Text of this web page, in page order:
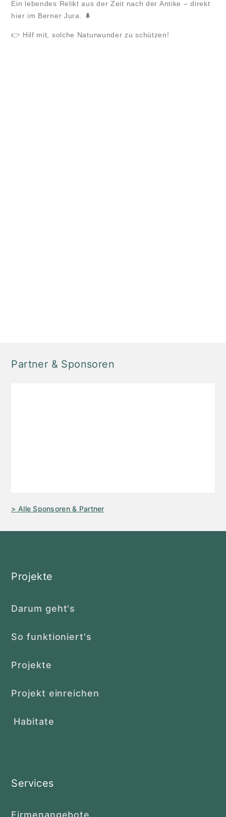
Ein lebendes Relikt aus der Zeit nach der Antike – direkt
hier im Berner Jura. 🌲
👉 Hilf mit, solche Naturwunder zu schützen!
Partner & Sponsoren
> Alle Sponsoren & Partner
Projekte
Darum geht's
So funktioniert's
Projekte
Projekt einreichen
Habitate
Services